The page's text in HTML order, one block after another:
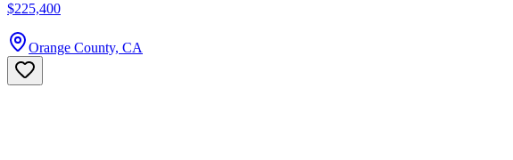
$225,400
Orange County, CA